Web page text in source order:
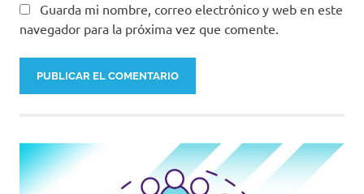
Guarda mi nombre, correo electrónico y web en este
navegador para la próxima vez que comente.